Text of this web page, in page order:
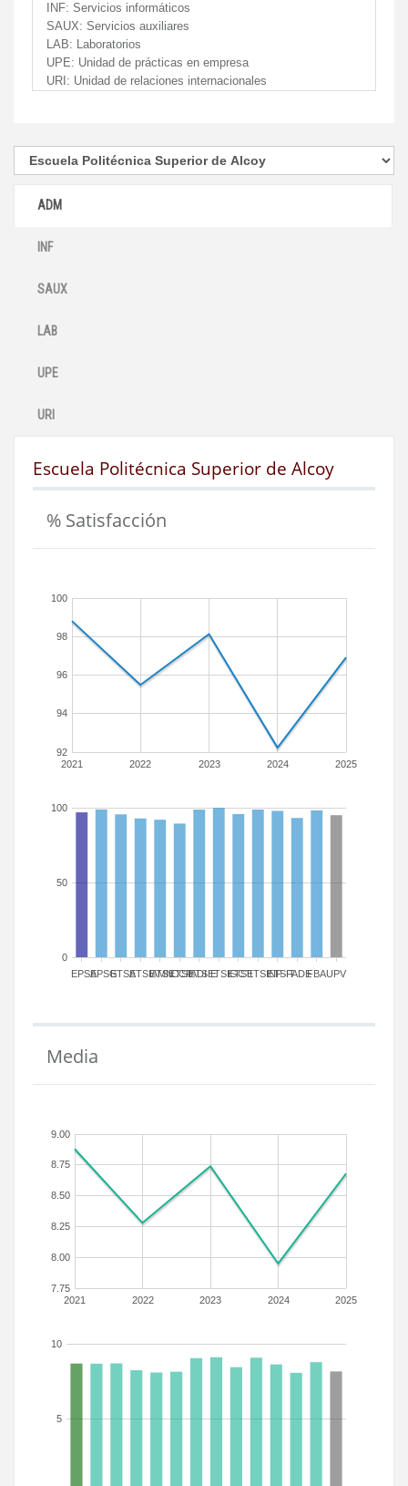
INF: Servicios informáticos
SAUX: Servicios auxiliares
LAB: Laboratorios
UPE: Unidad de prácticas en empresa
URI: Unidad de relaciones internacionales
ADM
INF
SAUX
LAB
UPE
URI
Escuela Politécnica Superior de Alcoy
% Satisfacción
2021 2022 2023 2024 2025
92
94
96
98
100
EPSAEPSGETSAETSIAMN
ETSICCP
ETSIADI
ETSIEETSIGCT
ETSIIETSINFETSITFADEFBAUPV
0
50
100
Media
2021 2022 2023 2024 2025
7.75
8.00
8.25
8.50
8.75
9.00
5
10